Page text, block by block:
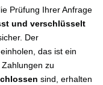
Prüfung Ihrer Anfrage
und verschlüsselt
Der
das ist ein
zu
sind, erhalten